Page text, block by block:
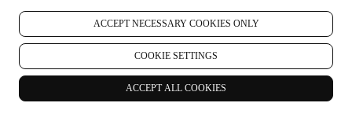
ACCEPT NECESSARY COOKIES ONLY
COOKIE SETTINGS
ACCEPT ALL COOKIES
08007 Barcelone, Espagne. L’accord de responsabilité conjointe
pourvoit (a) à Le Creuset Group AG la responsabilité de la stratégie
marketing globale et de l’expérience client personnalisée ; (b) aux
filiales locales Le Creuset le bénéfice et l’implantation de cette
stratégie, ainsi que la possibilité de développer des initiatives
marketing et communication de manière indépendante ; (c) à toutes
les parties le devoir de traiter de vos demandes concernant vos droits